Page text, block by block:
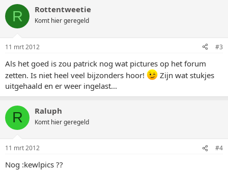
R Rottentweetie
Komt hier geregeld
11 mrt 2012 #3
Als het goed is zou patrick nog wat pictures op het forum
zetten. Is niet heel veel bijzonders hoor!
Zijn wat stukjes
uitgehaald en er weer ingelast...
R Raluph
Komt hier geregeld
11 mrt 2012 #4
Nog :kewlpics ??